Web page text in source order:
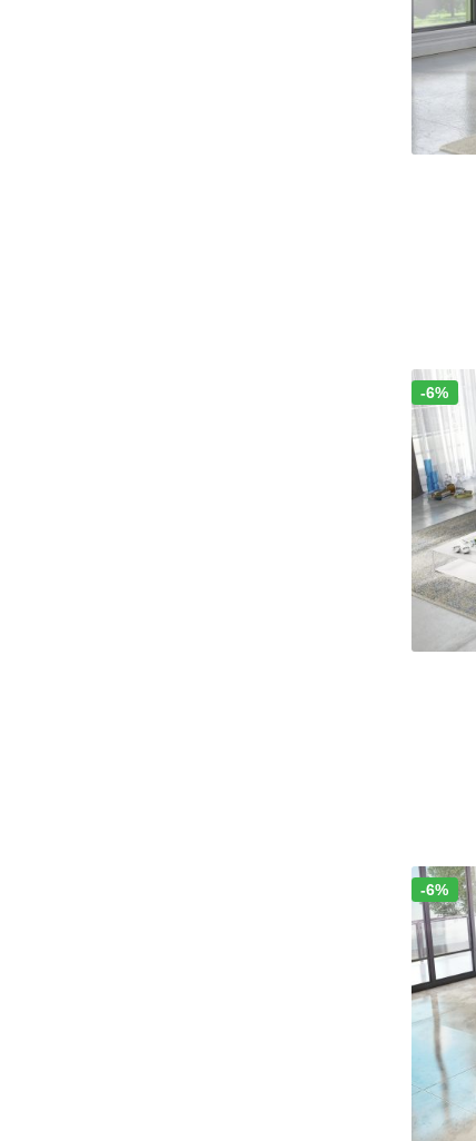
Sleva!
-6%
Sleva!
-6%